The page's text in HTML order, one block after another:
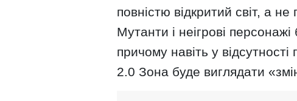
повністю відкритий світ, а
Мутанти і неігрові
причому навіть у
2.0 Зона буде виглядати